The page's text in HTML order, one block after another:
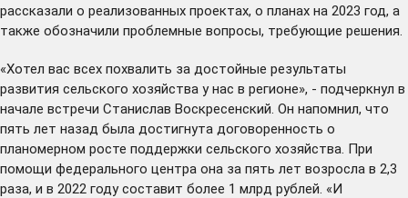
рассказали о реализованных проектах, о планах на 2023 год, а
также обозначили проблемные вопросы, требующие решения.
«Хотел вас всех похвалить за достойные результаты
развития сельского хозяйства у нас в регионе», - подчеркнул в
начале встречи Станислав Воскресенский. Он напомнил, что
пять лет назад была достигнута договоренность о
планомерном росте поддержки сельского хозяйства. При
помощи федерального центра она за пять лет возросла в 2,3
раза, и в 2022 году составит более 1 млрд рублей. «И